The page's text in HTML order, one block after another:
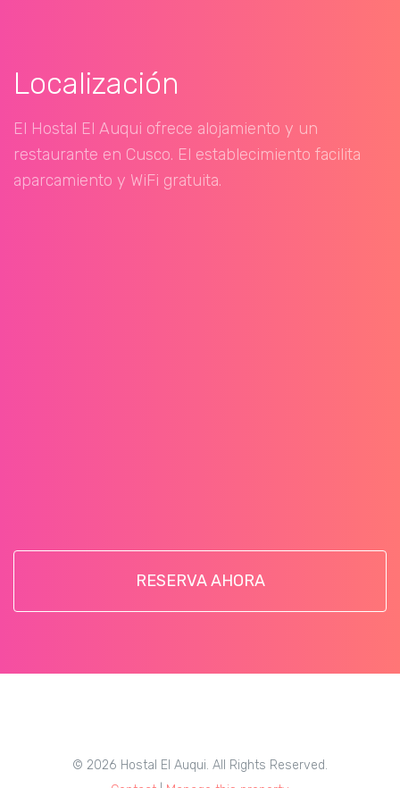
Localización
El Hostal El Auqui ofrece alojamiento y un
restaurante en Cusco. El establecimiento facilita
aparcamiento y WiFi gratuita.
RESERVA AHORA
© 2026 Hostal El Auqui. All Rights Reserved.